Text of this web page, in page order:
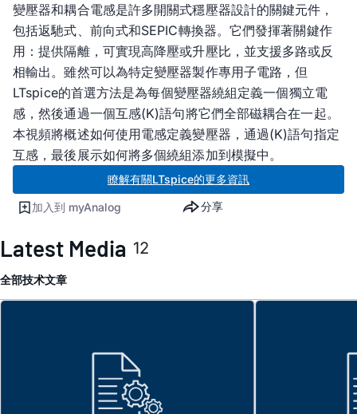
變壓器和耦合電感是許多開關式穩壓器設計的關鍵元件，
包括返馳式、前向式和SEPIC轉換器。它們發揮著關鍵作
用：提供隔離，可實現高降壓或升壓比，並支援多路或反
相輸出。雖然可以為特定變壓器製作專用子電路，但
LTspice的首選方法是為每個變壓器繞組定義一個獨立電
感，然後通過一個互感(K)語句將它們全部磁耦合在一起。
本視頻將概述如何使用電感定義變壓器，通過(K)語句指定
互感，最後展示如何將多個繞組添加到模擬中。
瞭解有關LTspice的更多資訊
加入到 myAnalog 分享
Latest Media 12
全部技术文章